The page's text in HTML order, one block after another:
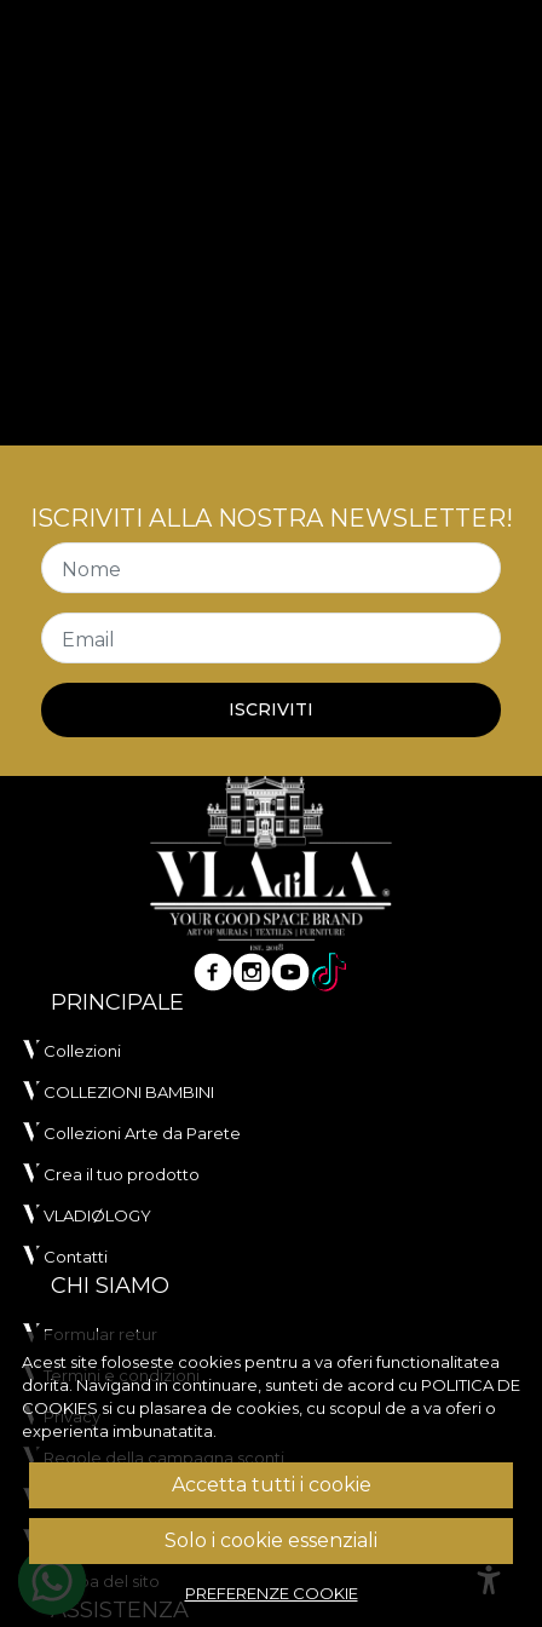
Acest site foloseste cookies pentru a va oferi functionalitatea
dorita. Navigand in continuare, sunteti de acord cu POLITICA DE
COOKIES si cu plasarea de cookies, cu scopul de a va oferi o
experienta imbunatatita.
Accetta tutti i cookie
Solo i cookie essenziali
PREFERENZE COOKIE
ISCRIVITI ALLA NOSTRA NEWSLETTER!
Nome
Email
ISCRIVITI
PRINCIPALE
Collezioni
COLLEZIONI BAMBINI
Collezioni Arte da Parete
Crea il tuo prodotto
VLADIØLOGY
Contatti
CHI SIAMO
Formular retur
Termini e condizioni
Privacy
Regole della campagna sconti
Politica sui cookie
Mappa del sito
ASSISTENZA